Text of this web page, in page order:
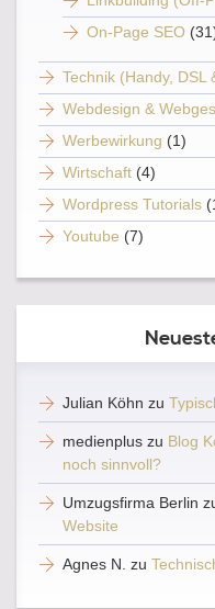
On-Page SEO
Technik (Handy, DSL
Webdesign &
Werbewirkung (1)
Wirtschaft (4)
Wordpress Tutorials
Youtube (7)
Julian Köhn zu
medienplus zu Blog
noch sinnvoll?
Umzugsfirma Berlin
Website
Agnes N. zu